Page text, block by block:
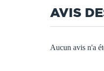
AVIS
Aucun avis n'a